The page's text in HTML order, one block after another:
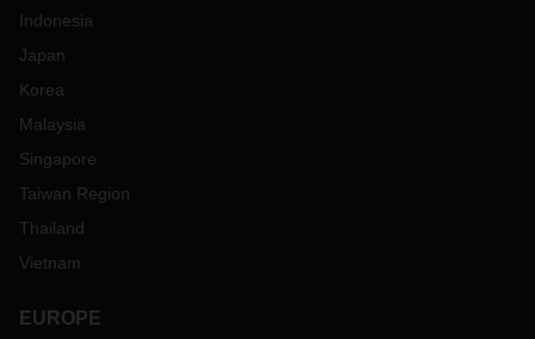
Indonesia
Japan
Korea
Malaysia
Singapore
Taiwan Region
Thailand
Vietnam
EUROPE